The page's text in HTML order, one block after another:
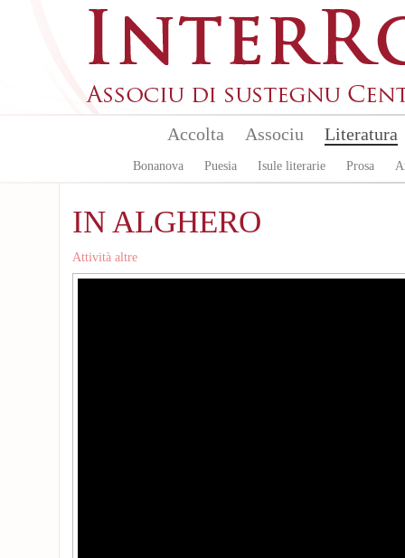
Accolta Associu Literatura
Bonanova Puesia Isule literarie Prosa
IN ALGHERO
Attività altre